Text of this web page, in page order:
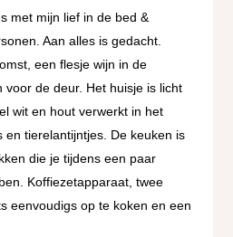
met mijn lief in de bed &
Aan alles is gedacht.
een flesje wijn in de
voor de deur. Het huisje is licht
wit en hout verwerkt in het
en tierelantijntjes. De keuken is
die je tijdens een paar
Koffiezetapparaat, twee
eenvoudigs op te koken en een